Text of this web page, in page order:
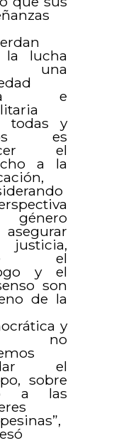
la lucha
una
e
todas y
es
el
a la
asegurar
el
y el
son
de la
y
no
el
sobre
a las